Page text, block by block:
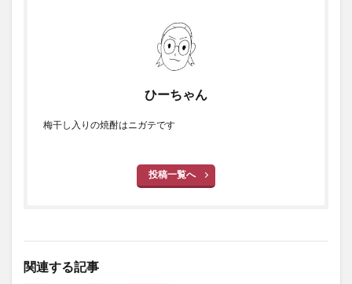
ひーちゃん
梅干し入りの焼酎はニガテです
投稿一覧へ
関連する記事